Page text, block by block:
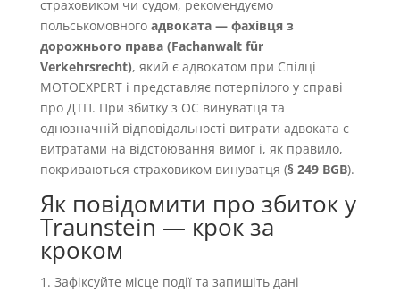
страховиком чи судом, рекомендуємо
польськомовного адвоката — фахівця з
дорожнього права (Fachanwalt für
Verkehrsrecht), який є адвокатом при Спілці
MOTOEXPERT і представляє потерпілого у справі
про ДТП. При збитку з OC винуватця та
однозначній відповідальності витрати адвоката є
витратами на відстоювання вимог і, як правило,
покриваються страховиком винуватця (§ 249 BGB).
Як повідомити про збиток у
Traunstein — крок за
кроком
Зафіксуйте місце події та запишіть дані